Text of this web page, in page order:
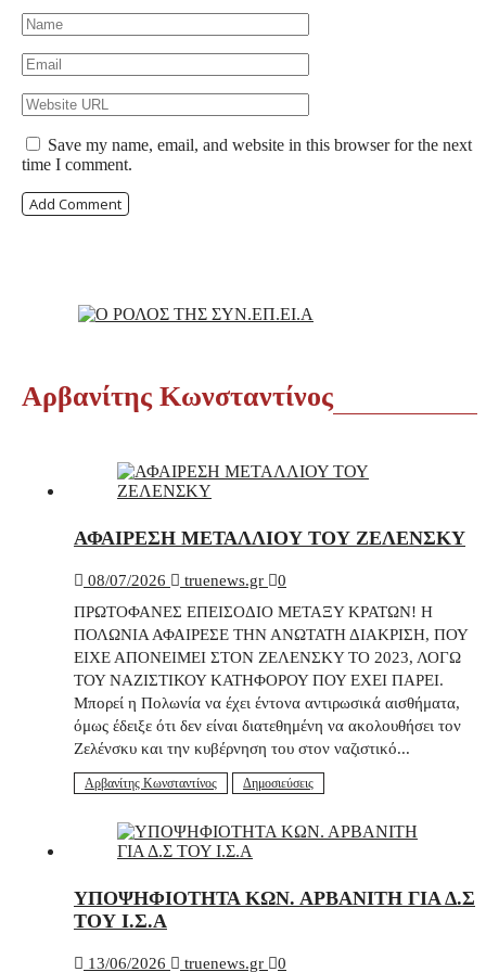
Save my name, email, and website in this browser for the next
time I comment.
Αρβανίτης Κωνσταντίνος
ΑΦΑΙΡΕΣΗ ΜΕΤΑΛΛΙΟΥ ΤΟΥ ΖΕΛΕΝΣΚΥ
08/07/2026 truenews.gr
0
ΠΡΩΤΟΦΑΝΕΣ ΕΠΕΙΣΟΔΙΟ ΜΕΤΑΞΥ ΚΡΑΤΩΝ! Η
ΠΟΛΩΝΙΑ ΑΦΑΙΡΕΣΕ ΤΗΝ ΑΝΩΤΑΤΗ ΔΙΑΚΡΙΣΗ, ΠΟΥ
ΕΙΧΕ ΑΠΟΝΕΙΜΕΙ ΣΤΟΝ ΖΕΛΕΝΣΚΥ ΤΟ 2023, ΛΟΓΩ
ΤΟΥ ΝΑΖΙΣΤΙΚΟΥ ΚΑΤΗΦΟΡΟΥ ΠΟΥ ΕΧΕΙ ΠΑΡΕΙ.
Μπορεί η Πολωνία να έχει έντονα αντιρωσικά αισθήματα,
όμως έδειξε ότι δεν είναι διατεθημένη να ακολουθήσει τον
Ζελένσκυ και την κυβέρνηση του στον ναζιστικό...
Αρβανίτης Κωνσταντίνος Δημοσιεύσεις
ΥΠΟΨΗΦΙΟΤΗΤΑ ΚΩΝ. ΑΡΒΑΝΙΤΗ ΓΙΑ Δ.Σ
ΤΟΥ Ι.Σ.Α
13/06/2026 truenews.gr 0